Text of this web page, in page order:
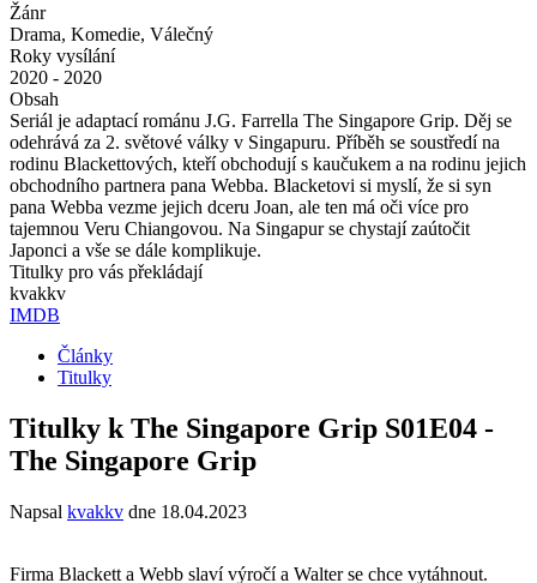
Žánr
Drama, Komedie, Válečný
Roky vysílání
2020 - 2020
Obsah
Seriál je adaptací románu J.G. Farrella The Singapore Grip. Děj se
odehrává za 2. světové války v Singapuru. Příběh se soustředí na
rodinu Blackettových, kteří obchodují s kaučukem a na rodinu jejich
obchodního partnera pana Webba. Blacketovi si myslí, že si syn
pana Webba vezme jejich dceru Joan, ale ten má oči více pro
tajemnou Veru Chiangovou. Na Singapur se chystají zaútočit
Japonci a vše se dále komplikuje.
Titulky pro vás překládají
kvakkv
IMDB
Články
Titulky
Titulky k The Singapore Grip S01E04 -
The Singapore Grip
Napsal kvakkv dne 18.04.2023
Firma Blackett a Webb slaví výročí a Walter se chce vytáhnout.